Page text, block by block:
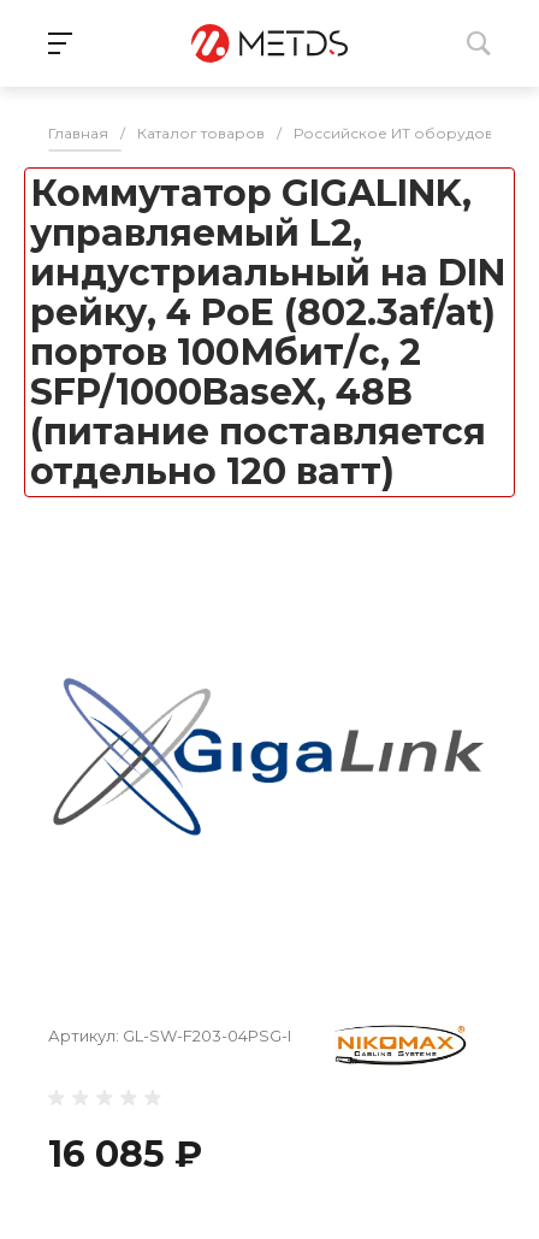
Главная / Каталог товаров / Российское ИТ оборудование
Коммутатор GIGALINK,
управляемый L2,
индустриальный на DIN
рейку, 4 PoE (802.3af/at)
портов 100Мбит/с, 2
SFP/1000BaseX, 48В
(питание поставляется
отдельно 120 ватт)
Артикул: GL-SW-F203-04PSG-I
16 085 ₽